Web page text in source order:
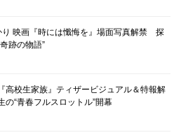
り 映画『時には懺悔を』場面写真解禁 探
跡の物語”
高校生家族』ティザービジュアル＆特報解
“青春フルスロットル”開幕